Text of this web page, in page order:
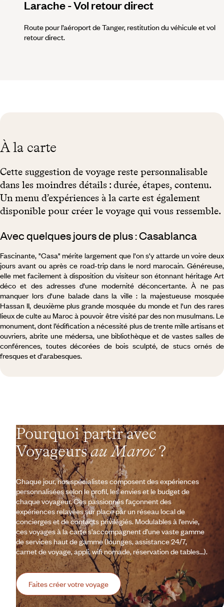
Larache - Vol retour direct
Route pour l’aéroport de Tanger, restitution du véhicule et vol
retour direct.
À la carte
Cette suggestion de voyage reste personnalisable
dans les moindres détails : durée, étapes, contenu.
Un menu d’expériences à la carte est également
disponible pour créer le voyage qui vous ressemble.
Avec quelques jours de plus : Casablanca
Fascinante, "Casa" mérite largement que l'on s'y attarde un voire deux
jours avant ou après ce road-trip dans le nord marocain. Généreuse,
elle met facilement à disposition du visiteur son étonnant héritage Art
déco et des adresses d'une modernité déconcertante. À ne pas
manquer lors d'une balade dans la ville : la majestueuse mosquée
Hassan II, deuxième plus grande mosquée du monde et l'un des rares
lieux de culte au Maroc à pouvoir être visité par des non musulmans. Le
monument, dont l’édification a nécessité plus de trente mille artisans et
ouvriers, abrite une médersa, une bibliothèque et de vastes salles de
conférences, toutes décorées de bois sculpté, de stucs ornés de
fresques et d'arabesques.
Pourquoi partir avec
Voyageursau Maroc?
Chaque jour, nos spécialistes composent des expériences
personnalisées selon le profil, les envies et le budget de
chaque voyageur. Ces passionnés façonnent des
expériences relayées sur place par un réseau local de
concierges et de contacts privilégiés. Modulables à l’envie,
ces voyages à la carte s’accompagnent d’une vaste gamme
de services haut de gamme (lounges, assistance 24/7,
carnet de voyage, appli, wifi nomade, réservation de tables…).
Faites créer votre voyage